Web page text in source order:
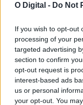
O Digital - Do Not
If you wish to opt-out
processing of your
targeted advertising
section to confirm
opt-out request is
interest-based ads
us or personal
your opt-out. You